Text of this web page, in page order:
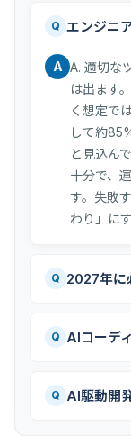
Q エンジニ
A A. 適切な
は出ます
く想定で
して約
と見込ん
十分で、
す。失敗
わり」に
Q 2027年に
Q AIコーデ
Q AI駆動開